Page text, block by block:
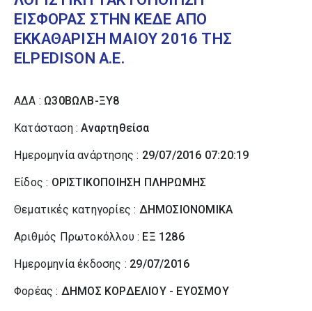
ΕΙΣΦΟΡΑΣ ΣΤΗΝ ΚΕΔΕ ΑΠΟ
ΕΚΚΑΘΑΡΙΣΗ ΜΑΙΟΥ 2016 ΤΗΣ
ELPEDISON Α.Ε.
ΑΔΑ : Ω30ΒΩΛΒ-ΞΥ8
Κατάσταση :Αναρτηθείσα
Ημερομηνία ανάρτησης : 29/07/2016 07:20:19
Είδος : ΟΡΙΣΤΙΚΟΠΟΙΗΣΗ ΠΛΗΡΩΜΗΣ
Θεματικές κατηγορίες : ΔΗΜΟΣΙΟΝΟΜΙΚΑ
Αριθμός Πρωτοκόλλου : ΕΞ 1286
Ημερομηνία έκδοσης : 29/07/2016
Φορέας : ΔΗΜΟΣ ΚΟΡΔΕΛΙΟΥ - ΕΥΟΣΜΟΥ